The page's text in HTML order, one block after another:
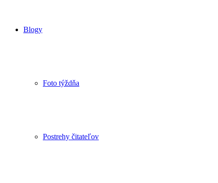
Blogy
Foto týždňa
Postrehy čitateľov